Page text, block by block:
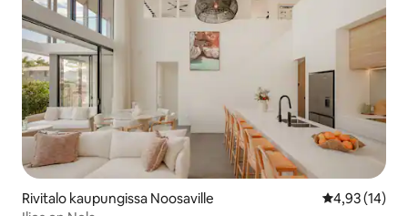
Rivitalo kaupungissa Noosaville
4,93 (14)